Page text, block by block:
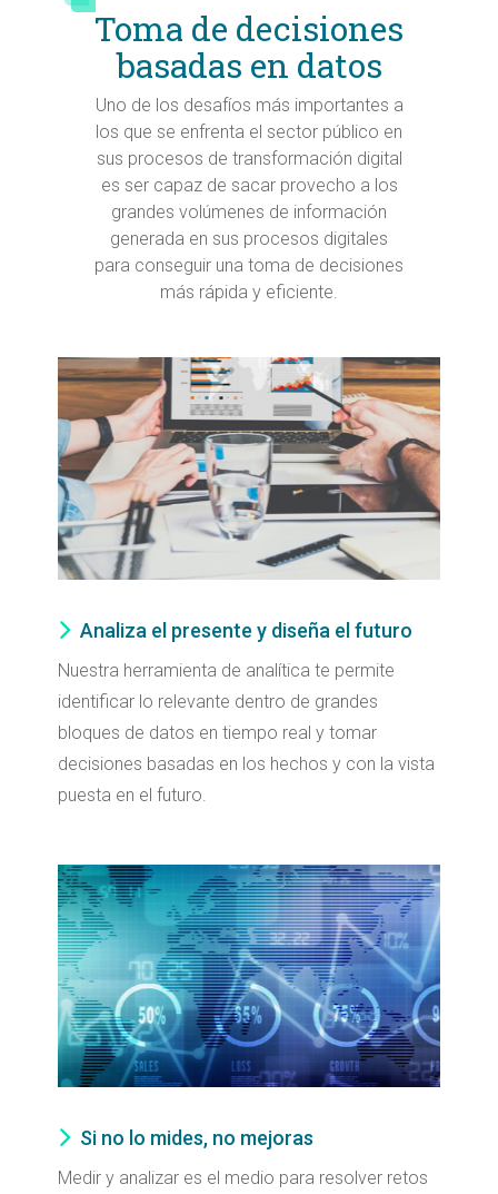
Toma de decisiones
basadas en datos
Uno de los desafíos más importantes a
los que se enfrenta el sector público en
sus procesos de transformación digital
es ser capaz de sacar provecho a los
grandes volúmenes de información
generada en sus procesos digitales
para conseguir una toma de decisiones
más rápida y eficiente.
Analiza el presente y diseña el futuro
Nuestra herramienta de analítica te permite
identificar lo relevante dentro de grandes
bloques de datos en tiempo real y tomar
decisiones basadas en los hechos y con la vista
puesta en el futuro.
Si no lo mides, no mejoras
Medir y analizar es el medio para resolver retos